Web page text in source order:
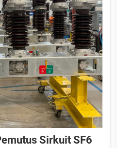
Sirkuit SF6